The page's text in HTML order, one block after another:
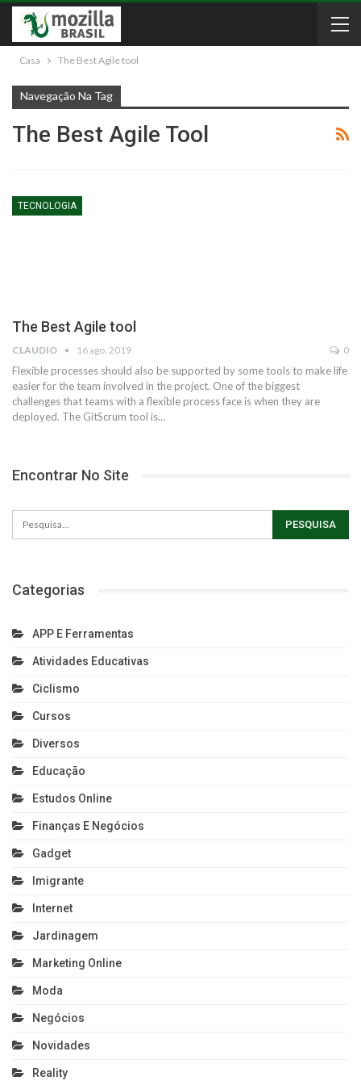
Casa The Best Agile tool
Navegação Na Tag
The Best Agile Tool
TECNOLOGIA
The Best Agile tool
CLAUDIO 16 ago, 2019 0
Flexible processes should also be supported by some tools to make life
easier for the team involved in the project. One of the biggest
challenges that teams with a flexible process face is when they are
deployed. The GitScrum tool is…
Encontrar No Site
Categorias
APP E Ferramentas
Atividades Educativas
Ciclismo
Cursos
Diversos
Educação
Estudos Online
Finanças E Negócios
Gadget
Imigrante
Internet
Jardinagem
Marketing Online
Moda
Negócios
Novidades
Reality